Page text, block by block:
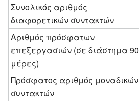
Συνολικός αριθμός
διαφορετικών συντακτών
Αριθμός πρόσφατων
επεξεργασιών (σε διάστημα 90
μέρες)
Πρόσφατος αριθμός μοναδικών
συντακτών